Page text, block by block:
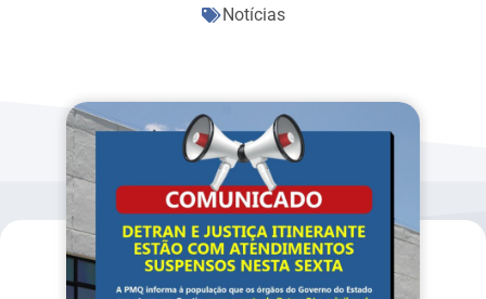
Notícias